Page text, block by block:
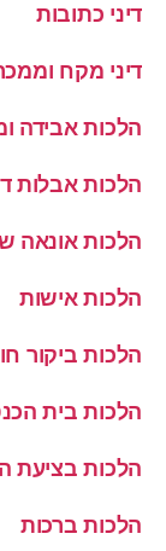
דיני כתובות
דיני מקח
הלכות אבידה
הלכות אבלות
הלכות אונאה
הלכות אישות
הלכות ביקור
הלכות בית
הלכות בציעת
הלכות ברכות